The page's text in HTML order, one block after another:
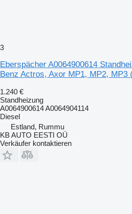
3
Eberspächer A0064900614
Benz Actros, Axor MP1, MP2, MP3
1.240 €
Standheizung
A0064900614 A0064904114
Diesel
Estland, Rummu
KB AUTO EESTI OÜ
Verkäufer kontaktieren